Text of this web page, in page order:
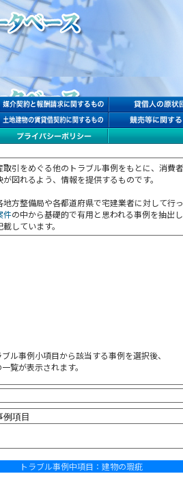
引をめぐる他のトラブル事例をもとに、消費
図れるよう、情報を提供するものです。
方整備局や各都道府県で宅建業者に対して行
件の中から基礎的で有用と思われる事例を抽出
しています。
ル事例小項目から該当する事例を選択後、
覧が表示されます。
トラブル事例中項目：建物の瑕疵